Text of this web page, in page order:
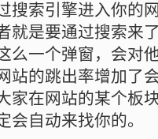
搜索引擎进入你的
就是要通过搜索来
么一个弹窗，会对
站的跳出率增加了
家在网站的某个板
会自动来找你的。